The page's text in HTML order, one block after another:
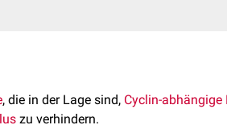
, die in der Lage sind, Cyclin-abhängige
zu verhindern.